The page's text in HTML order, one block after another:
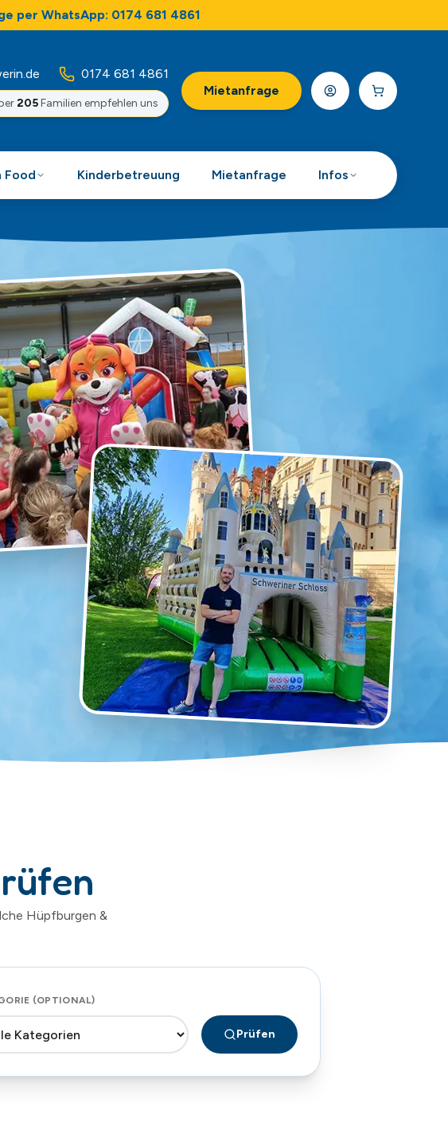
per WhatsApp: 0174 681 4861
0174 681 4861
205Familien empfehlen uns
Mietanfrage
Food Kinderbetreuung Mietanfrage Infos
Hüpfburgen &
(OPTIONAL)
Prüfen